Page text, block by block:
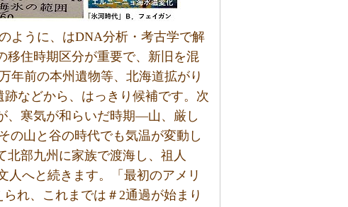
ように、はDNA分析・考古学で解
移住時期区分が重要で、新旧を混
年前の本州遺物等、北海道拡がり
などから、はっきり候補です。次
、寒気が和らいだ時期―山、厳し
山と谷の時代でも気温が変動し
北部九州に家族で渡海し、祖人
人へと続きます。「最初のアメリ
れ、これまでは＃2通過が始まり